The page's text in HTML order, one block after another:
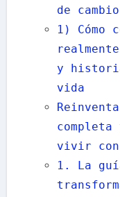
de cambio
1) Cómo
y
vida
vivir
1. La